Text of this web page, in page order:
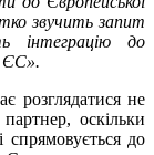
звучить запит
інтеграцію до
ЄС».
розглядатися не
оскільки
спрямовується до